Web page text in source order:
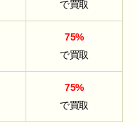
で買取
75%
で買取
75%
で買取